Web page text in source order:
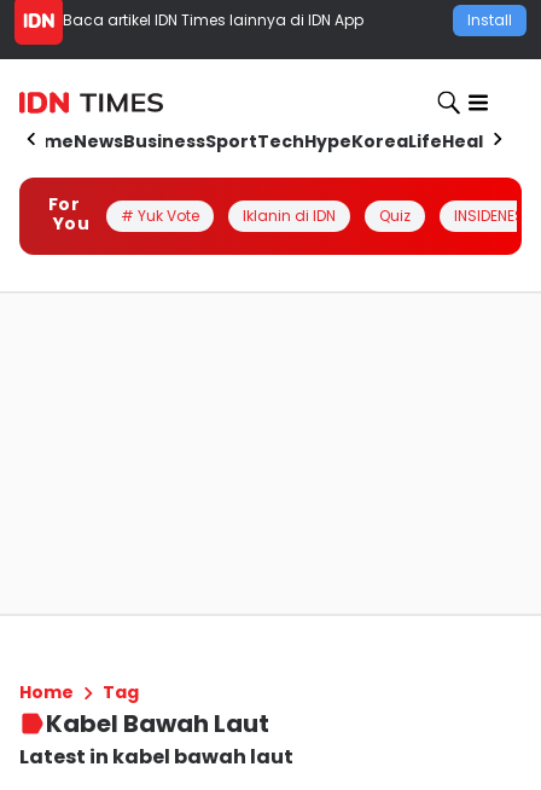
Baca artikel IDN Times lainnya di IDN App Install
HomeNewsBusinessSportTechHypeKoreaLifeHealth
For
You
# Yuk Vote Iklanin di IDN Quiz INSIDENESIA
Home Tag
Kabel Bawah Laut
Latest in kabel bawah laut